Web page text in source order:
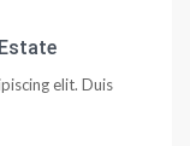
elit. Duis